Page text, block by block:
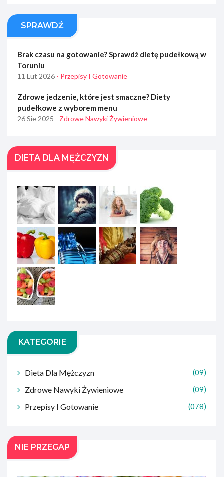
SPRAWDŹ
Brak czasu na gotowanie? Sprawdź dietę pudełkową w
Toruniu
11 Lut 2026 - Przepisy I Gotowanie
Zdrowe jedzenie, które jest smaczne? Diety
pudełkowe z wyborem menu
26 Sie 2025 - Zdrowe Nawyki Żywieniowe
DIETA DLA MĘŻCZYZN
KATEGORIE
Dieta Dla Mężczyzn (09)
Zdrowe Nawyki Żywieniowe (09)
Przepisy I Gotowanie (078)
NIE PRZEGAP